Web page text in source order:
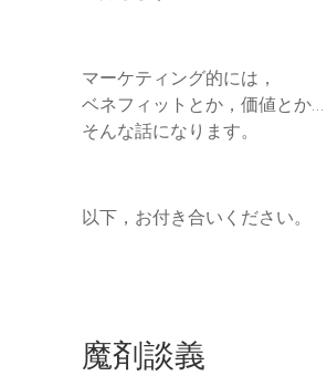
マーケティング的には，
ベネフィットとか，価値とか…
そんな話になります。
以下，お付き合いください。
魔剤談義